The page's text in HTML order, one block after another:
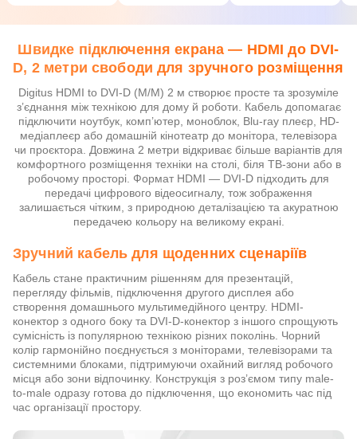
Швидке підключення екрана — HDMI до DVI-
D, 2 метри свободи для зручного розміщення
Digitus HDMI to DVI-D (M/M) 2 м створює просте та зрозуміле
з’єднання між технікою для дому й роботи. Кабель допомагає
підключити ноутбук, комп’ютер, моноблок, Blu-ray плеєр, HD-
медіаплеєр або домашній кінотеатр до монітора, телевізора
чи проєктора. Довжина 2 метри відкриває більше варіантів для
комфортного розміщення техніки на столі, біля ТВ-зони або в
робочому просторі. Формат HDMI — DVI-D підходить для
передачі цифрового відеосигналу, тож зображення
залишається чітким, з природною деталізацією та акуратною
передачею кольору на великому екрані.
Зручний кабель для щоденних сценаріїв
Кабель стане практичним рішенням для презентацій,
перегляду фільмів, підключення другого дисплея або
створення домашнього мультимедійного центру. HDMI-
конектор з одного боку та DVI-D-конектор з іншого спрощують
сумісність із популярною технікою різних поколінь. Чорний
колір гармонійно поєднується з моніторами, телевізорами та
системними блоками, підтримуючи охайний вигляд робочого
місця або зони відпочинку. Конструкція з роз’ємом типу male-
to-male одразу готова до підключення, що економить час під
час організації простору.